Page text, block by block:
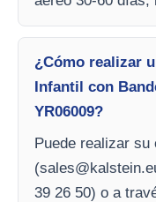
¿Cómo realizar
Infantil con
YR06009?
Puede realizar
(
39 26 50) o a